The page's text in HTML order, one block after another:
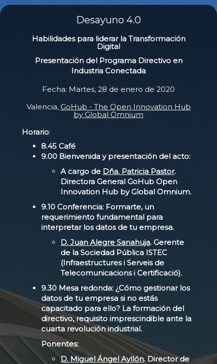
Desayuno 4.0
Habilidades para liderar la Transformación
Digital
Presentación del Programa Directivo en
Industria Conectada
Fecha: Martes, 28 de enero de 2020
Valencia, GoHub - The Open Innovation Hub
by Global Omnium
Horario:
8.45 Café
9.00 Bienvenida y presentación del acto:
A cargo de Dña. Patricia Pastor.
Directora General GoHub Open
Innovation Hub by Global Omnium.
9.10 Conferencia: Formarte, un
requerimiento fundamental para
interpretar los datos de tu empresa.
D. Juan Alegre Sanahuja. Gerente
de la Sociedad Pública ISTEC
(Infraestructures i Serveis de
Telecomunicacions i Certificació).
9.30 Mesa redonda: ¿Cómo gestionar los
datos de tu empresa si no estás
capacitado para ello? La formación del
directivo, requisito imprescindible ante la
cuarta revolución industrial.
Ponentes:
D. Miguel Ángel Ayllón. Director de